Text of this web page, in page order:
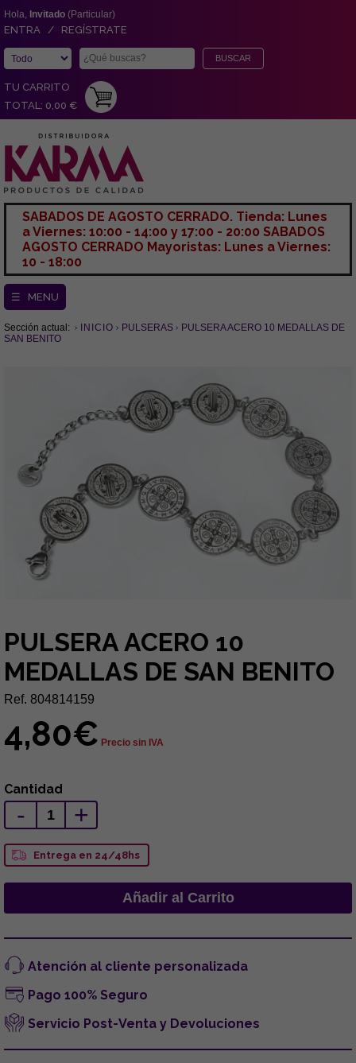
Hola, Invitado (Particular)
ENTRA / REGÍSTRATE
TU CARRITO
TOTAL: 0,00 €
SABADOS DE AGOSTO CERRADO. Tienda: Lunes
a Viernes: 10:00 - 14:00 y 17:00 - 20:00 SABADOS
AGOSTO CERRADO Mayoristas: Lunes a Viernes:
10 - 18:00
☰ MENU
Sección actual: INICIO PULSERAS
PULSERA ACERO 10 MEDALLAS DE
SAN BENITO
PULSERA ACERO 10
MEDALLAS DE SAN BENITO
Ref. 804814159
4,80€ Precio sin IVA
Cantidad
- +
Entrega en 24/48hs
Atención al cliente personalizada
Pago 100% Seguro
Servicio Post-Venta y Devoluciones